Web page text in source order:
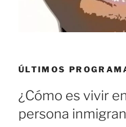
ÚLTIMOS
¿Cómo es vivir
persona